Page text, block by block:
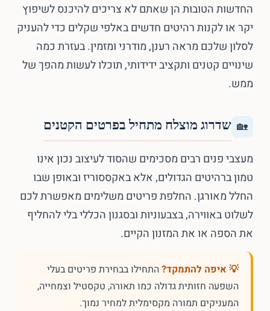
החדשות הטובות הן שאתם לא צריכים להיכנס לשיפוץ
יקר או לקנות רהיטים חדשים באלפי שקלים כדי להעניק
לסלון שלכם מראה רענן, מודרני ומזמין. בעזרת כמה
שינויים קטנים ותקציב ידידותי, תוכלו לעשות מהפך של
ממש.
🏡 שדרוג מוצלח מתחיל בפרטים הקטנים
מעצבי פנים רבים מסכימים שהסוד לעיצוב נכון אינו
טמון ברהיטים הגדולים, אלא באקססוריז ובאופן שבו
החלל מאורגן. החלפת פריטים משלימים מאפשרת לכם
לשלוט באווירה, בצבעוניות ובסגנון הכללי בלי להחליף
את הספה או את המזנון הקיים.
💡 איפה להתמקד?התחילו בבחירת פריטים בעלי
השפעה חזותית גדולה כמו תאורה, טקסטיל וצמחייה,
המעניקים תמורה מקסימלית למחיר נמוך.